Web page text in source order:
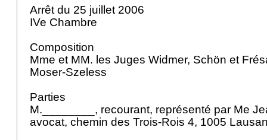
Arrêt du 25 juillet 2006
IVe Chambre
Composition
Mme et MM. les Juges Widmer, Schön et
Moser-Szeless
Parties
M.________, recourant, représenté par Me
avocat, chemin des Trois-Rois 4, 1005